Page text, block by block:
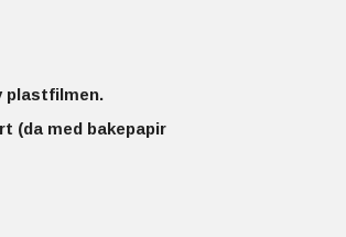
plastfilmen.
(da med bakepapir